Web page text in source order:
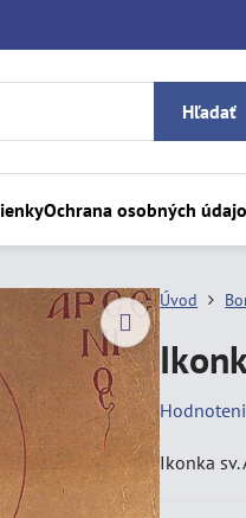
Hľadať
Ochrana osobných
Úvod
Ikonka